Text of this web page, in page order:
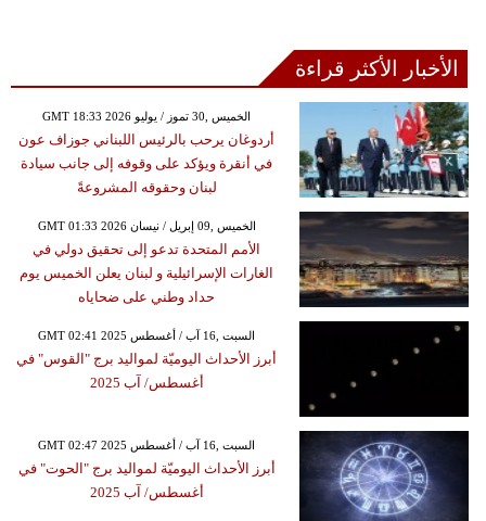
الأخبار الأكثر قراءة
GMT 18:33 2026 الخميس ,30 تموز / يوليو
أردوغان يرحب بالرئيس اللبناني جوزاف عون
في أنقرة ويؤكد على وقوفه إلى جانب سيادة
لبنان وحقوقه المشروعةً
GMT 01:33 2026 الخميس ,09 إبريل / نيسان
الأمم المتحدة تدعو إلى تحقيق دولي في
الغارات الإسرائيلية و لبنان يعلن الخميس يوم
حداد وطني على ضحاياه
GMT 02:41 2025 السبت ,16 آب / أغسطس
أبرز الأحداث اليوميّة لمواليد برج "القوس" في
أغسطس/ آب 2025
GMT 02:47 2025 السبت ,16 آب / أغسطس
أبرز الأحداث اليوميّة لمواليد برج "الحوت" في
أغسطس/ آب 2025